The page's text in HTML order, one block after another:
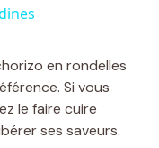
en rondelles
Si vous
le faire cuire
ses saveurs.